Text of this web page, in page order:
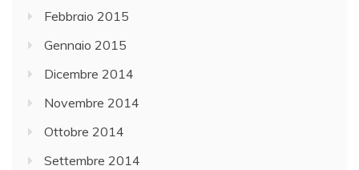
Febbraio 2015
Gennaio 2015
Dicembre 2014
Novembre 2014
Ottobre 2014
Settembre 2014